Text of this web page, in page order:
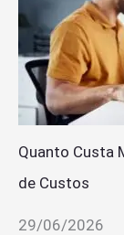
Quanto Custa
de Custos
29/06/2026